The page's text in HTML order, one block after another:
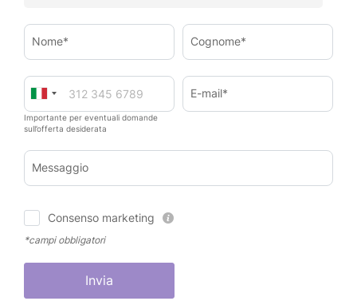
Nome* Cognome*
Importante per eventuali domande
sull’offerta desiderata
E-mail*
Messaggio
Consenso marketing
*campi obbligatori
Invia